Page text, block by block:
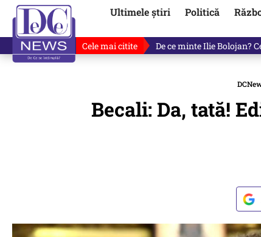
Ultimele știri Politică
Cele mai citite Cu luni înainte de anunțul
Becali: Da, tată!